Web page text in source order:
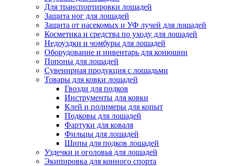
Для транспортировки лошадей
Защита ног для лошадей
Защита от насекомых и УФ лучей для лошадей
Косметика и средства по уходу для лошадей
Недоуздки и чомбуры для лошадей
Оборудование и инвентарь для конюшни
Попоны для лошадей
Сувенирная продукция с лошадьми
Товары для ковки лошадей
Гвозди для подков
Инструменты для ковки
Клей и полимеры для копыт
Подковы для лошадей
Фартуки для коваля
Фильцы для лошадей
Шипы для подков лошадей
Уздечки и оголовья для лошадей
Экипировка для конного спорта